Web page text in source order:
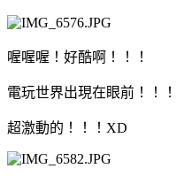
喔喔喔！好酷啊！！！
電玩世界出現在眼前！！！
超激動的！！！XD